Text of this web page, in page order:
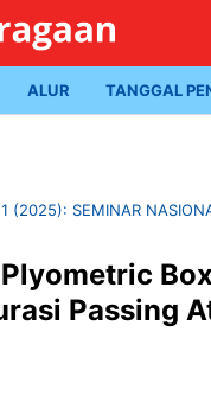
ALUR TANGGAL
(2025): SEMINAR
Passing